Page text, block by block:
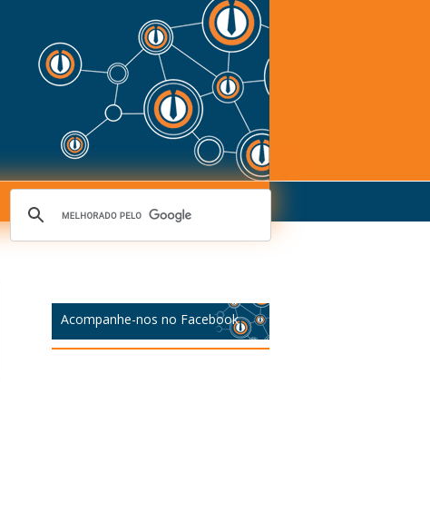
Acompanhe-nos no Facebook